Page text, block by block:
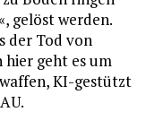
gelöst werden.
der Tod von
hier geht es um
KI-gestützt